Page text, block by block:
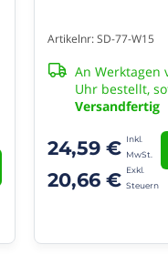
rund
Klimaanlage,
UV-
beständiges
PVC:
schön
Artikelnr: SD-77-W15
24,59 €
20,66 €
An Werktagen
Uhr bestellt,
Versandfertig